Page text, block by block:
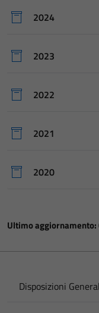
2024
2023
2022
2021
2020
Ultimo aggiornamento:
Disposizioni